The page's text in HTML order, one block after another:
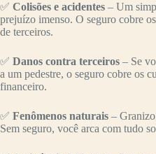
✅ Colisões e acidentes – Um
prejuízo imenso. O seguro cobre
de terceiros.
✅ Danos contra terceiros – Se
a um pedestre, o seguro cobre os
financeiro.
✅ Fenômenos naturais –
Sem seguro, você arca com tudo